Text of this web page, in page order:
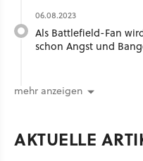
06.08.2023
Als Battlefield-Fan
schon Angst und
mehr anzeigen
AKTUELLE